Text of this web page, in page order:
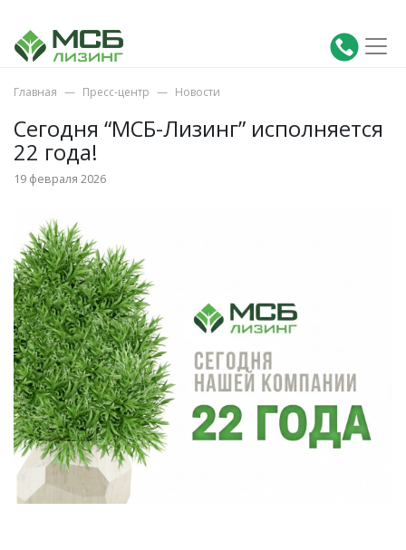
Главная Пресс-центр Новости
Сегодня “МСБ-Лизинг” исполняется
22 года!
19 февраля 2026